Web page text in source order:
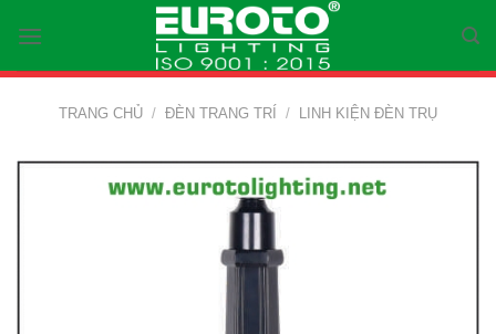
content
TRANG CHỦ / ĐÈN TRANG TRÍ / LINH KIỆN ĐÈN TRỤ